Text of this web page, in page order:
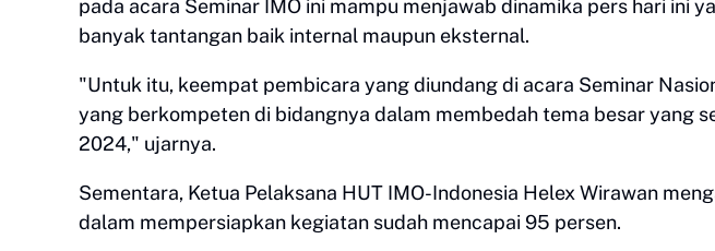
pada acara Seminar IMO ini mampu menjawab dinamika pers hari ini
banyak tantangan baik internal maupun eksternal.
"Untuk itu, keempat pembicara yang diundang di acara Seminar
yang berkompeten di bidangnya dalam membedah tema besar yang
2024," ujarnya.
Sementara, Ketua Pelaksana HUT IMO-Indonesia Helex Wirawan
dalam mempersiapkan kegiatan sudah mencapai 95 persen.